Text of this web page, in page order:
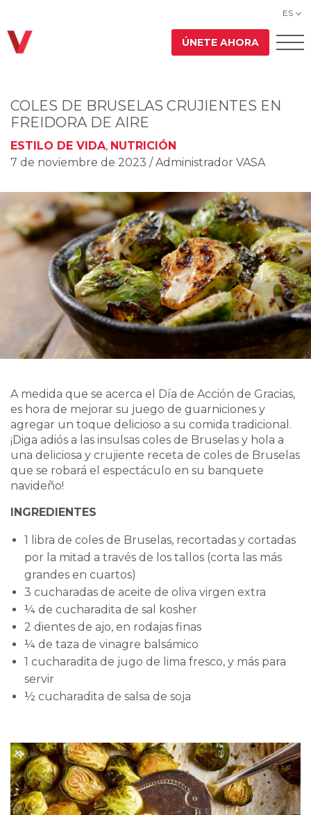
ES
ÚNETE AHORA
COLES DE BRUSELAS CRUJIENTES EN
FREIDORA DE AIRE
ESTILO DE VIDA, NUTRICIÓN
7 de noviembre de 2023 / Administrador VASA
A medida que se acerca el Día de Acción de Gracias,
es hora de mejorar su juego de guarniciones y
agregar un toque delicioso a su comida tradicional.
¡Diga adiós a las insulsas coles de Bruselas y hola a
una deliciosa y crujiente receta de coles de Bruselas
que se robará el espectáculo en su banquete
navideño!
INGREDIENTES
1 libra de coles de Bruselas, recortadas y cortadas
por la mitad a través de los tallos (corta las más
grandes en cuartos)
3 cucharadas de aceite de oliva virgen extra
¼ de cucharadita de sal kosher
2 dientes de ajo, en rodajas finas
¼ de taza de vinagre balsámico
1 cucharadita de jugo de lima fresco, y más para
servir
½ cucharadita de salsa de soja